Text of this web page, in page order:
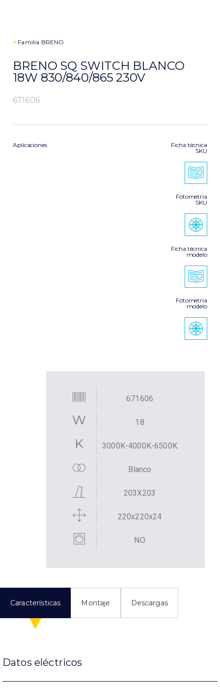
> Familia BRENO
BRENO SQ SWITCH BLANCO
18W 830/840/865 230V
671606
Aplicaciones
Ficha técnica
SKU
Fotometría
SKU
Ficha técnica
modelo
Fotometría
modelo
671606
18
3000K-4000K-6500K
Blanco
203X203
220x220x24
NO
Características Montaje Descargas
Datos eléctricos